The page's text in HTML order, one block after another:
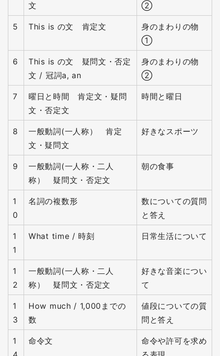
文
②
5 This is の文 肯定文
身のまわりの物
①
6
This is の文 疑問文・否定
文 / 冠詞a, an
身のまわりの物
②
7
曜日と時間 肯定文・疑問
文・否定文
時間と曜日
8
一般動詞(一人称） 肯定
文・疑問文
好きなスポーツ
9
一般動詞(一人称・二人
称） 疑問文・否定文
朝の食事
1
0
名詞の複数形
数についての質問
と答え
1
1
What time / 時刻 日常生活について
1
2
一般動詞(一人称・二人
称） 疑問文・否定文
好きな音楽につい
て
1
3
How much / 1,000までの
数
値段についての質
問と答え
1
命令文
命令や許可を求め